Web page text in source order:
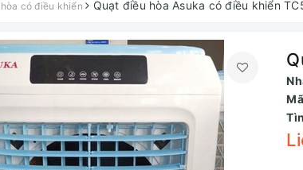
có điều khiển Quạt điều hòa Asuka có điều khiển